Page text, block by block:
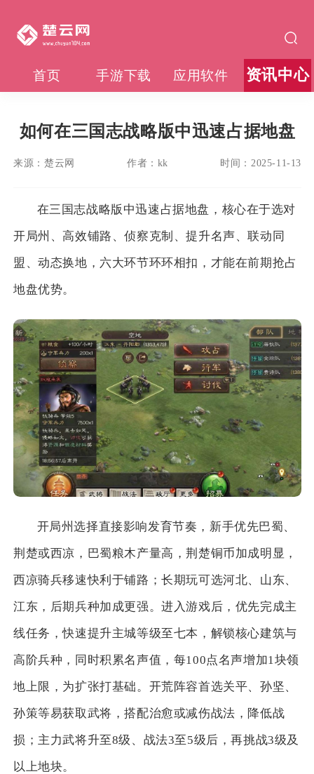
首页 手游下载 应用软件 资讯中心
如何在三国志战略版中迅速占据地盘
来源： 楚云网 作者： kk 时间： 2025-11-13
在三国志战略版中迅速占据地盘，核心在于选对
开局州、高效铺路、侦察克制、提升名声、联动同
盟、动态换地，六大环节环环相扣，才能在前期抢占
地盘优势。
开局州选择直接影响发育节奏，新手优先巴蜀、
荆楚或西凉，巴蜀粮木产量高，荆楚铜币加成明显，
西凉骑兵移速快利于铺路；长期玩可选河北、山东、
江东，后期兵种加成更强。进入游戏后，优先完成主
线任务，快速提升主城等级至七本，解锁核心建筑与
高阶兵种，同时积累名声值，每100点名声增加1块领
地上限，为扩张打基础。开荒阵容首选关平、孙坚、
孙策等易获取武将，搭配治愈或减伤战法，降低战
损；主力武将升至8级、战法3至5级后，再挑战3级及
以上地块。